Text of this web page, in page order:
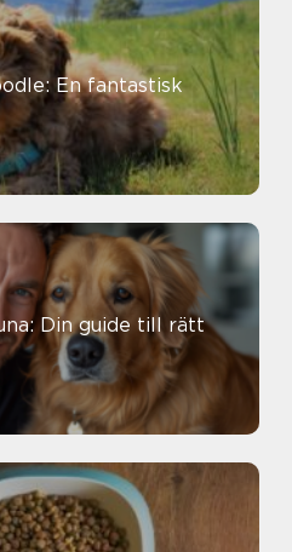
En fantastisk
Din guide till rätt